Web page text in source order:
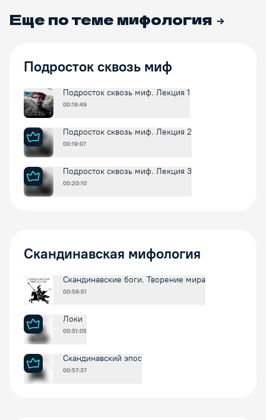
Еще по теме мифология
Подросток сквозь миф
Подросток сквозь миф. Лекция 1
00:19:49
Подросток сквозь миф. Лекция 2
00:19:07
Подросток сквозь миф. Лекция 3
00:20:10
Скандинавская мифология
Скандинавские боги. Творение мира
00:56:51
Локи
00:51:05
Скандинавский эпос
00:57:37